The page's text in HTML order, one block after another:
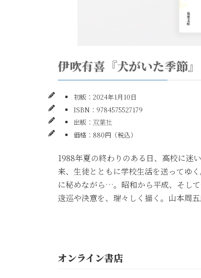
伊吹有喜『犬がいた季節』
初版：2024年1月10日
ISBN：9784575527179
出版： 双葉社
価格：880円（税込）
1988年夏の終わりのある日、高校に迷
来、生徒とともに学校生活を送ってゆ
に秘めながら…。昭和から平成、そし
逡巡や決意を、瑞々しく描く。山本周
オンライン書店